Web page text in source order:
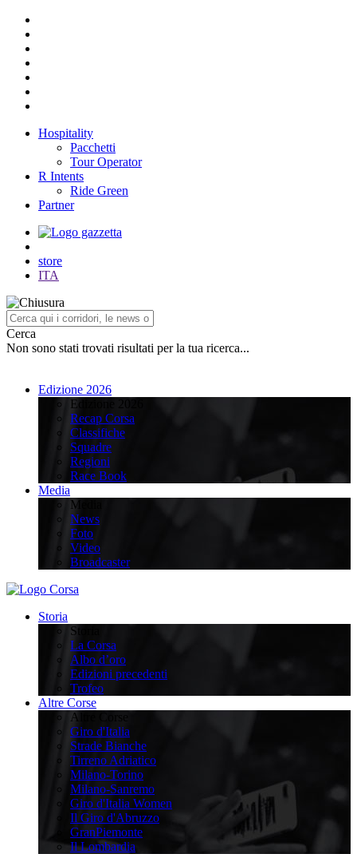
Hospitality
Pacchetti
Tour Operator
R Intents
Ride Green
Partner
store
ITA
Cerca
Non sono stati trovati risultati per la tua ricerca...
Edizione 2026
Edizione 2026
Recap Corsa
Classifiche
Squadre
Regioni
Race Book
Media
Media
News
Foto
Video
Broadcaster
Storia
Storia
La Corsa
Albo d’oro
Edizioni precedenti
Trofeo
Altre Corse
Altre Corse
Giro d'Italia
Strade Bianche
Tirreno Adriatico
Milano-Torino
Milano-Sanremo
Giro d'Italia Women
Il Giro d'Abruzzo
GranPiemonte
Il Lombardia